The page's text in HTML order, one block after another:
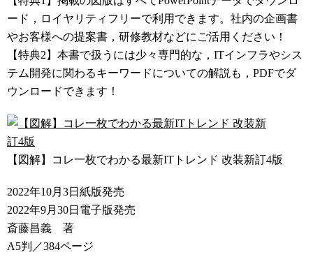
ード，ロイヤリティフリーで利用できます。社内の企画書
やお客様への提案書，研修教材などにご活用ください！
【特典2】本書で扱うには少々専門的な，ITインフラやシス
テム開発に関わるキーワードについての解説も，PDFでダ
ウンロードできます！
【図解】コレ一枚でわかる最新ITトレンド 改装新訂4版
2022年10月3日紙版発売
2022年9月30日電子版発売
斎藤昌義 著
A5判／384ページ